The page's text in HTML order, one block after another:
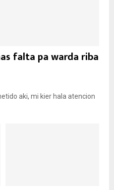
falta pa warda riba
aki, mi kier hala atencion